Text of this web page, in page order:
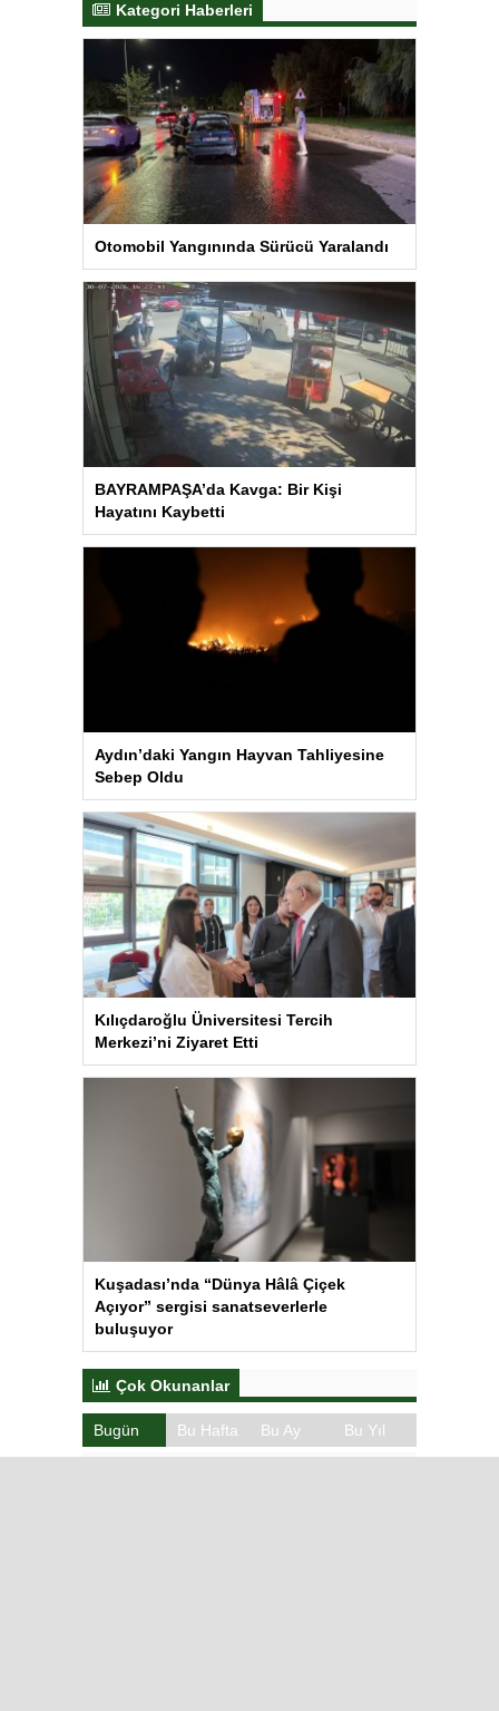
Kategori Haberleri
Otomobil Yangınında Sürücü Yaralandı
BAYRAMPAŞA’da Kavga: Bir Kişi
Hayatını Kaybetti
Aydın’daki Yangın Hayvan Tahliyesine
Sebep Oldu
Kılıçdaroğlu Üniversitesi Tercih
Merkezi’ni Ziyaret Etti
Kuşadası’nda “Dünya Hâlâ Çiçek
Açıyor” sergisi sanatseverlerle
buluşuyor
Çok Okunanlar
Bugün Bu Hafta Bu Ay Bu Yıl